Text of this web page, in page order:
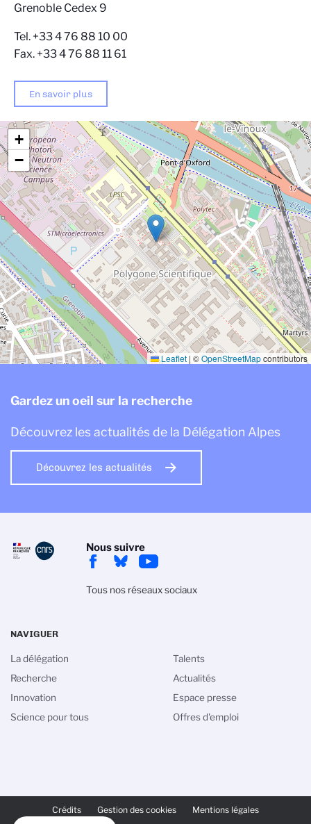
+
−
Leaflet | ©OpenStreetMapcontributors
Grenoble Cedex 9
Tel. +33 4 76 88 10 00
Fax. +33 4 76 88 11 61
En savoir plus
Gardez un oeil sur la recherche
Découvrez les actualités de la Délégation Alpes
Découvrez les actualités
Nous suivre
Tous nos réseaux sociaux
PAGE
Crédits Gestion des cookies Mentions légales
NAVIGUER
La délégation
Recherche
Innovation
Science pour tous
Talents
Actualités
Espace presse
Offres d'emploi